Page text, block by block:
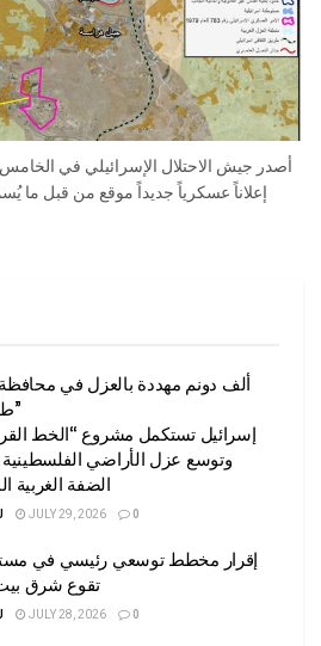
إعلاناً عسكرياً جديداً موقع من قبل ما
طوباس”
إسرائيل تستكمل مشروع “الخط
وتوسع عزل الأراضي
الضفة الغربية
JULY 29, 2026 0
إقرار مخطط توسعي رئيسي في
تقوع شرق
JULY 28, 2026 0